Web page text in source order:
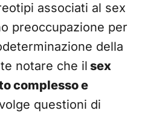
associati al sex
preoccupazione per
della
notare che il sex
complesso e
questioni di